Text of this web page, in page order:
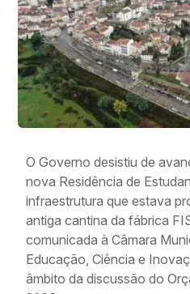
O Governo desistiu de
nova Residência de
infraestrutura que estava
antiga cantina da fábrica
comunicada à Câmara
Educação, Ciência e
âmbito da discussão do